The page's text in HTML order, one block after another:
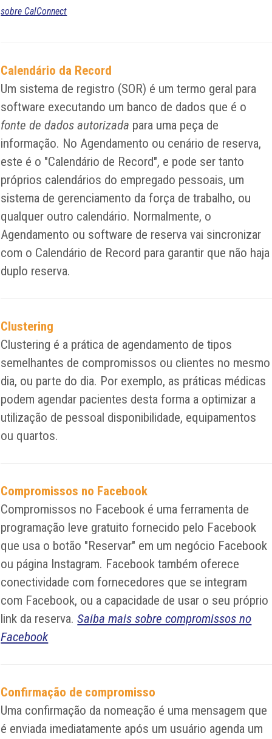
sobre CalConnect
Calendário da Record
Um sistema de registro (SOR) é um termo geral para
software executando um banco de dados que é o
fonte de dados autorizada para uma peça de
informação. No Agendamento ou cenário de reserva,
este é o "Calendário de Record", e pode ser tanto
próprios calendários do empregado pessoais, um
sistema de gerenciamento da força de trabalho, ou
qualquer outro calendário. Normalmente, o
Agendamento ou software de reserva vai sincronizar
com o Calendário de Record para garantir que não haja
duplo reserva.
Clustering
Clustering é a prática de agendamento de tipos
semelhantes de compromissos ou clientes no mesmo
dia, ou parte do dia. Por exemplo, as práticas médicas
podem agendar pacientes desta forma a optimizar a
utilização de pessoal disponibilidade, equipamentos
ou quartos.
Compromissos no Facebook
Compromissos no Facebook é uma ferramenta de
programação leve gratuito fornecido pelo Facebook
que usa o botão "Reservar" em um negócio Facebook
ou página Instagram. Facebook também oferece
conectividade com fornecedores que se integram
com Facebook, ou a capacidade de usar o seu próprio
link da reserva.Saiba mais sobre compromissos no
Facebook
Confirmação de compromisso
Uma confirmação da nomeação é uma mensagem que
é enviada imediatamente após um usuário agenda um